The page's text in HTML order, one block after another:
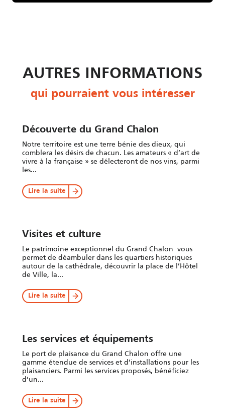
AUTRES INFORMATIONS
qui pourraient vous intéresser
Découverte du Grand Chalon
Notre territoire est une terre bénie des dieux, qui
comblera les désirs de chacun. Les amateurs « d’art de
vivre à la française » se délecteront de nos vins, parmi
les...
Lire la suite
Visites et culture
Le patrimoine exceptionnel du Grand Chalon vous
permet de déambuler dans les quartiers historiques
autour de la cathédrale, découvrir la place de l’Hôtel
de Ville, la...
Lire la suite
Les services et équipements
Le port de plaisance du Grand Chalon offre une
gamme étendue de services et d’installations pour les
plaisanciers. Parmi les services proposés, bénéficiez
d’un...
Lire la suite